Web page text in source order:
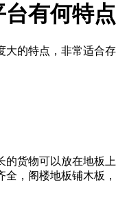
有何特
特点，非常适合存
物可以放在地板上
，阁楼地板铺木板